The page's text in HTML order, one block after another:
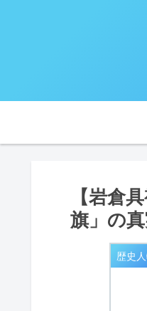
【岩倉
旗」の
歴史